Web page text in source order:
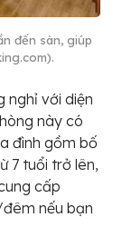
đến sàn, giúp
nghỉ với diện
này có
đình gồm bố
7 tuổi trở lên,
cấp
nếu bạn